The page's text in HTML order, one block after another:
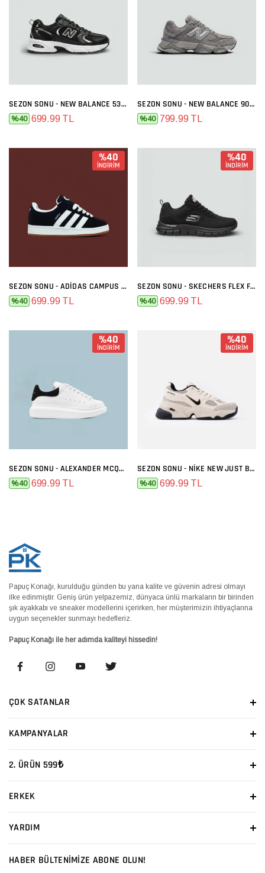
SEZON SONU - NEW BALANCE 530 SIYAH BEYAZ
%40 699.99 TL
SEZON SONU - NEW BALANCE 9060 GRI FÜME
%40 799.99 TL
%40
İNDİRİM
SEZON SONU - ADIDAS CAMPUS SIYAH BEYAZ
%40 699.99 TL
%40
İNDİRİM
SEZON SONU - SKECHERS FLEX FULL SIYAH
%40 699.99 TL
%40
İNDİRİM
SEZON SONU - ALEXANDER MCQUEEN BEYAZ SIYAH
%40 699.99 TL
%40
İNDİRİM
SEZON SONU - NIKE NEW JUST BEJ
%40 699.99 TL
Papuç Konağı, kurulduğu günden bu yana kalite ve güvenin adresi olmayı
ilke edinmiştir. Geniş ürün yelpazemiz, dünyaca ünlü markaların bir birinden
şık ayakkabı ve sneaker modellerini içerirken, her müşterimizin ihtiyaçlarına
uygun seçenekler sunmayı hedefleriz.
Papuç Konağı ile her adımda kaliteyi hissedin!
ÇOK SATANLAR
KAMPANYALAR
2. ÜRÜN 599₺
ERKEK
YARDIM
HABER BÜLTENİMİZE ABONE OLUN!